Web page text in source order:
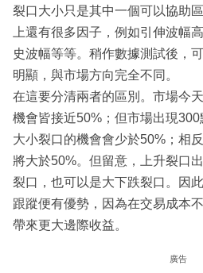
裂口大小只是其中一個可以協助
上還有很多因子，例如引伸波幅
史波幅等等。稍作數據測試後，
明顯，與市場方向完全不同。
在這要分清兩者的區別。市場今
機會皆接近50%；但市場出現
大小裂口的機會會少於50%；相
將大於50%。但留意，上升裂口
裂口，也可以是大下跌裂口。因
跟蹤便有優勢，因為在交易成本
帶來更大邊際收益。
廣告